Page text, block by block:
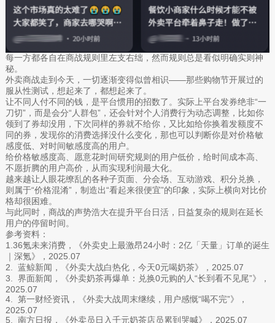
每一方都各自在商战规则里左支右绌，然而规则总是看似明确实则神
秘。
外卖商战走到今天，一切逐渐变得似曾相识——那些购物节开展过的
服从性测试，想起来了，都想起来了。
让不同人付不同的钱，是平台惯用的招数了。实际上平台发券绝非“一
刀切”，而是会分“人群包”，还会针对个人消费行为动态调整，比如你
领到了券却没用，下次同样的券就不给你，又比如给你换着发额度不
同的券，发现你的消费选择没什么变化，那也可以判断你是对价格敏
感度低、对时间敏感度高的用户。
给价格敏感度高、愿意花时间研究规则的用户低价，给时间成本高、
不愿折腾的用户高价，从而实现利润最大化。
越来越让人眼花缭乱的各种子页面、分会场、互动游戏、积分兑换，
则属于“价格混淆”，制造出“看起来很便宜”的印象，实际上横向对比价
格却很困难。
与此同时，商战的声势浩大在提升平台日活，日益复杂的规则在延长
用户的停留时间。
参考资料：
1.36氪未来消费，《外卖史上最激昂24小时：2亿「天量」订单的诞生
｜深氪》，2025.07
2. 蓝鲸新闻，《外卖大战白热化，今天0元喝奶茶》，2025.07
3. 界面新闻，《外卖奶茶再爆单：兑换0元购的人“长到看不见尾”》，
2025.07
4. 第一财经资讯，《外卖大战周末继续，用户感慨“喝不完”》，
2025.07
5. 南方日报，《外卖员日入千元奶茶店员累到哭喊》，2025.07